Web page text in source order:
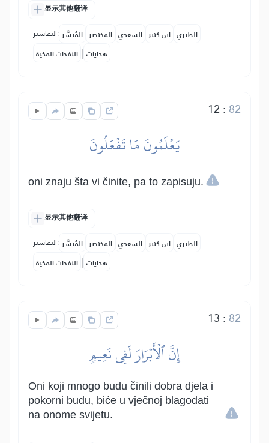
显示其他翻译
التفاسير: المُيسَّر المختصر السعدي ابن كثير الطبري
النفحات المكية | هدايات
12 : 82
يَعۡلَمُونَ مَا تَفۡعَلُونَ
oni znaju šta vi činite, pa to zapisuju.
显示其他翻译
التفاسير: المُيسَّر المختصر السعدي ابن كثير الطبري
النفحات المكية | هدايات
13 : 82
إِنَّ ٱلۡأَبۡرَارَ لَفِي نَعِيمٖ
Oni koji mnogo budu činili dobra djela i
pokorni budu, biće u vječnoj blagodati
na onome svijetu.